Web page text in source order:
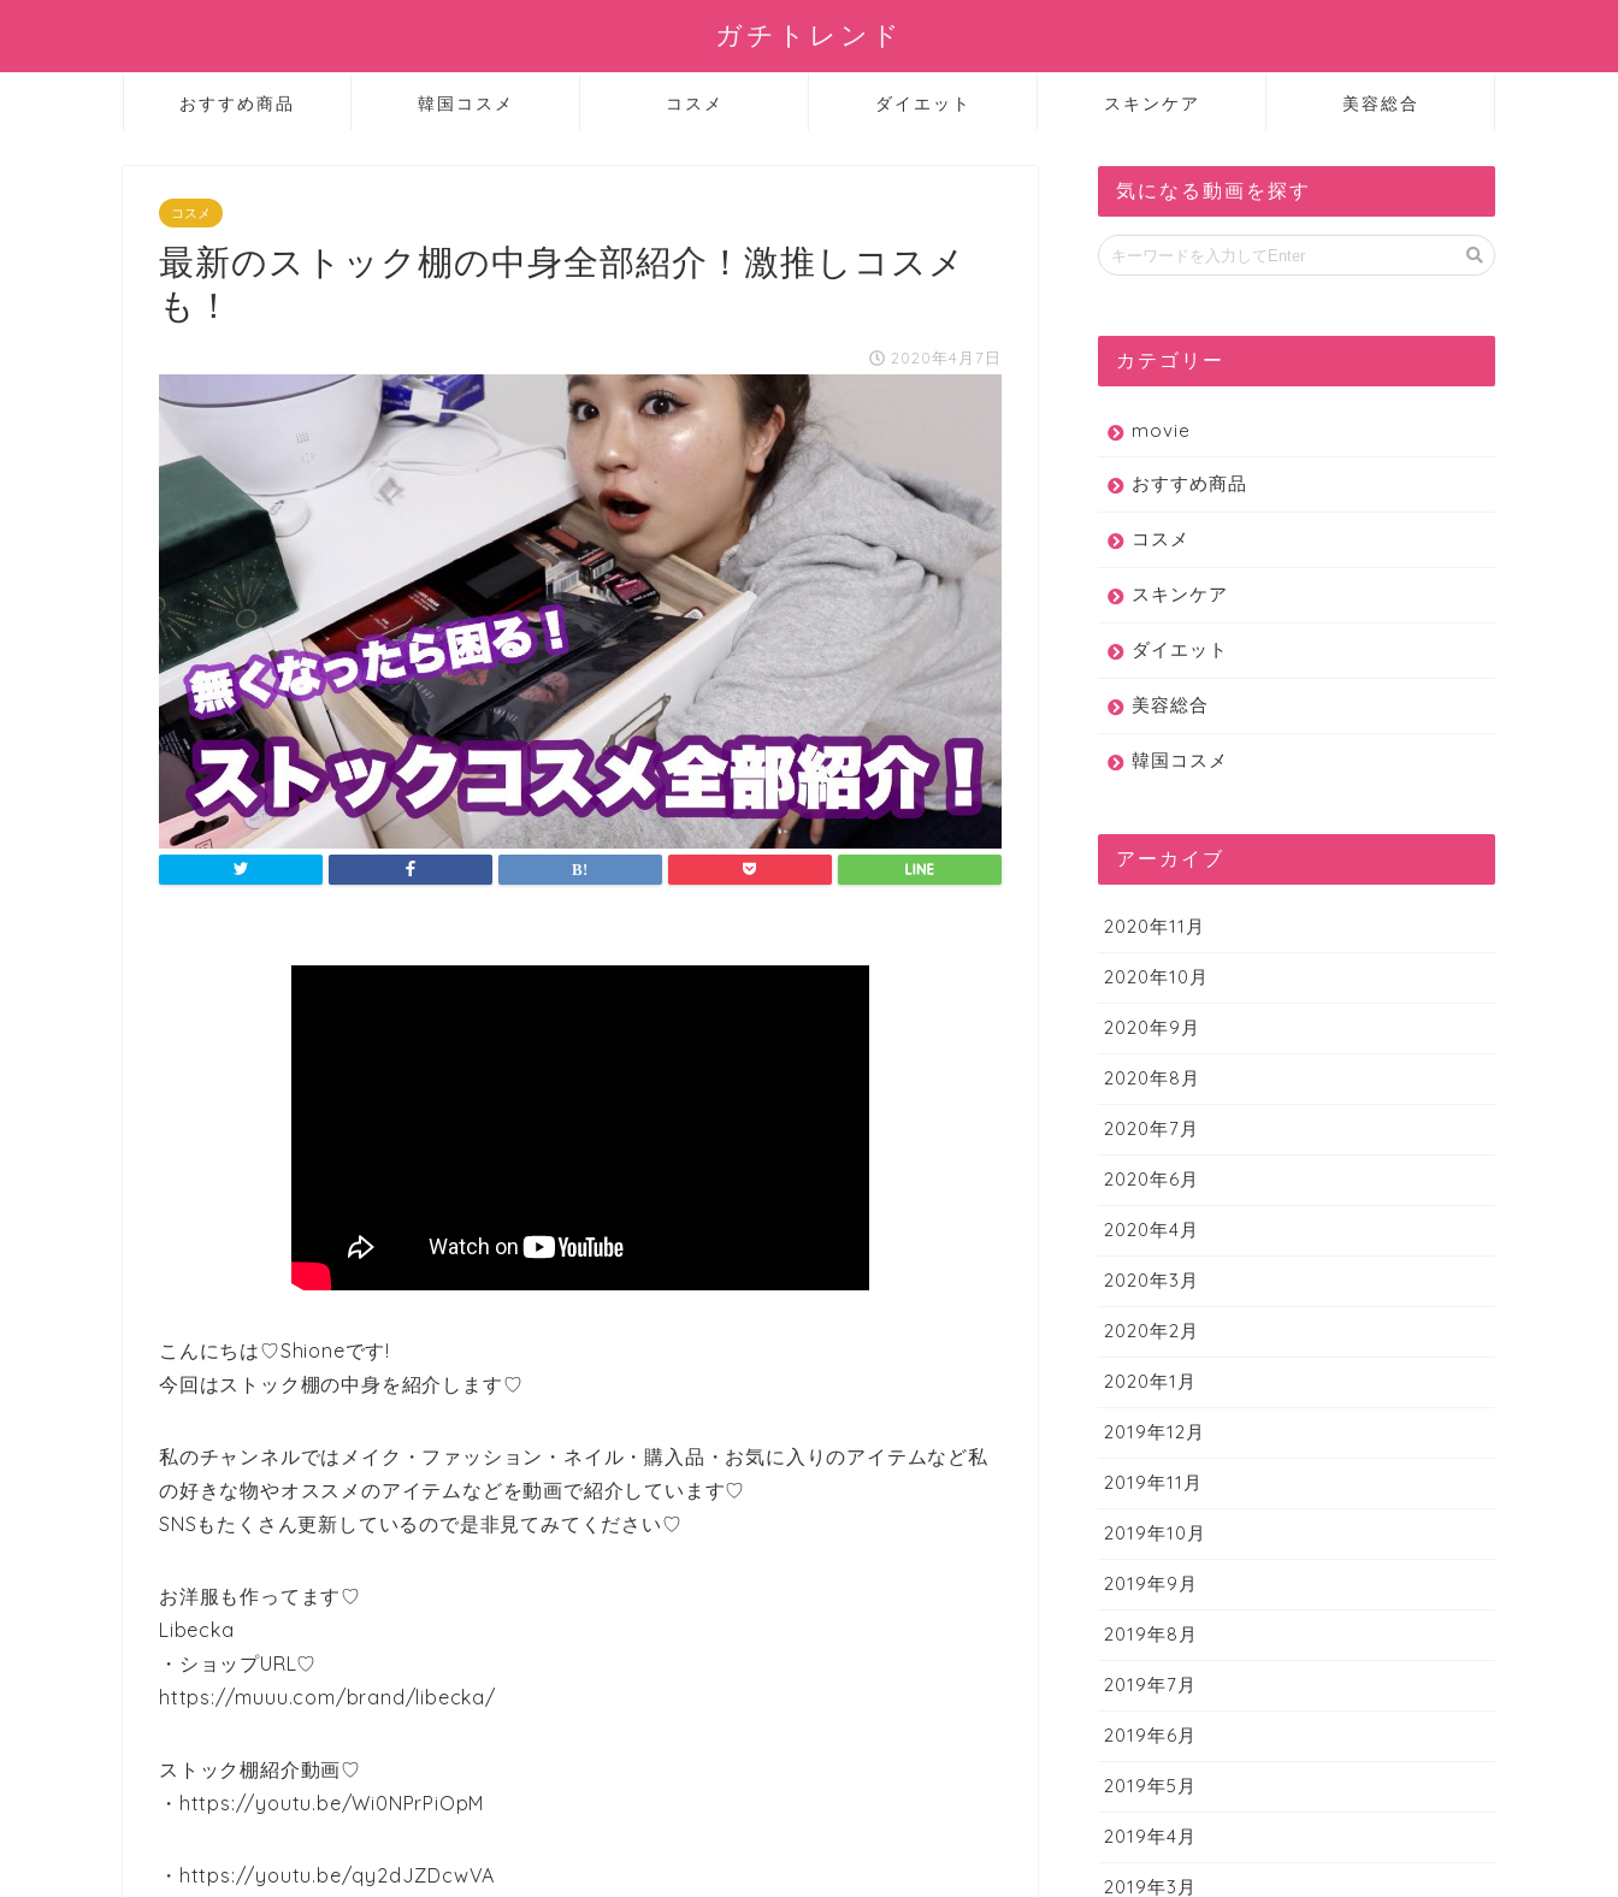
ガチトレンド
おすすめ商品 韓国コスメ コスメ ダイエット スキンケア 美容総合
コスメ
最新のストック棚の中身全部紹介！激推しコスメ
も！
2020年4月7日
こんにちは♡Shioneです!
今回はストック棚の中身を紹介します♡
私のチャンネルではメイク・ファッション・ネイル・購入品・お気に入りのアイテムなど私
の好きな物やオススメのアイテムなどを動画で紹介しています♡
SNSもたくさん更新しているので是非見てみてください♡
お洋服も作ってます♡
Libecka
・ショップURL♡
https://muuu.com/brand/libecka/
ストック棚紹介動画♡
・https://youtu.be/Wi0NPrPiOpM
・https://youtu.be/qy2dJZDcwVA
気になる動画を探す
カテゴリー
movie
おすすめ商品
コスメ
スキンケア
ダイエット
美容総合
韓国コスメ
アーカイブ
2020年11月
2020年10月
2020年9月
2020年8月
2020年7月
2020年6月
2020年4月
2020年3月
2020年2月
2020年1月
2019年12月
2019年11月
2019年10月
2019年9月
2019年8月
2019年7月
2019年6月
2019年5月
2019年4月
2019年3月